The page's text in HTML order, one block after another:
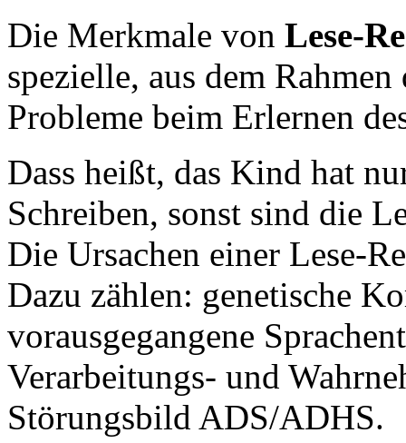
Die Merkmale von Lese-
spezielle, aus dem
Probleme beim Erlernen
Dass heißt, das Kind hat
Schreiben, sonst sind die
Die Ursachen einer Lese-
Dazu zählen: genetische
vorausgegangene
Verarbeitungs- und
Störungsbild ADS/ADHS.